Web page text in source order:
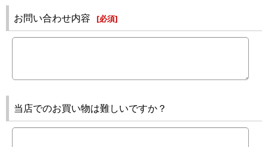
お問い合わせ内容 [必須]
当店でのお買い物は難しいですか？